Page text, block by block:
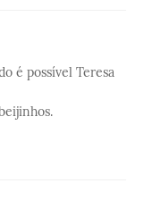
é possível Teresa